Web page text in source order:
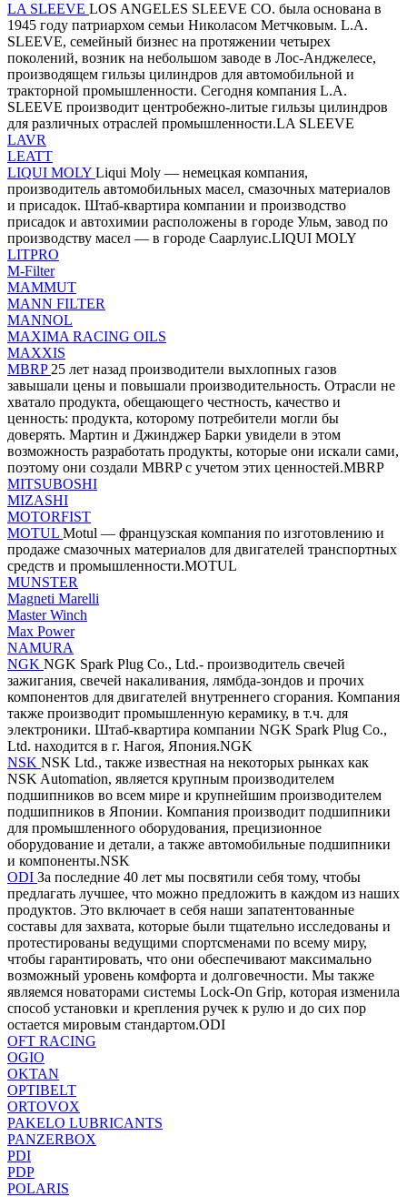
LA SLEEVE LOS ANGELES SLEEVE CO. была основана в
1945 году патриархом семьи Николасом Метчковым. L.A.
SLEEVE, семейный бизнес на протяжении четырех
поколений, возник на небольшом заводе в Лос-Анджелесе,
производящем гильзы цилиндров для автомобильной и
тракторной промышленности. Сегодня компания L.A.
SLEEVE производит центробежно-литые гильзы цилиндров
для различных отраслей промышленности.LA SLEEVE
LAVR
LEATT
LIQUI MOLY Liqui Moly — немецкая компания,
производитель автомобильных масел, смазочных материалов
и присадок. Штаб-квартира компании и производство
присадок и автохимии расположены в городе Ульм, завод по
производству масел — в городе Саарлуис.LIQUI MOLY
LITPRO
M-Filter
MAMMUT
MANN FILTER
MANNOL
MAXIMA RACING OILS
MAXXIS
MBRP 25 лет назад производители выхлопных газов
завышали цены и повышали производительность. Отрасли не
хватало продукта, обещающего честность, качество и
ценность: продукта, которому потребители могли бы
доверять. Мартин и Джинджер Барки увидели в этом
возможность разработать продукты, которые они искали сами,
поэтому они создали MBRP с учетом этих ценностей.MBRP
MITSUBOSHI
MIZASHI
MOTORFIST
MOTUL Motul — французская компания по изготовлению и
продаже смазочных материалов для двигателей транспортных
средств и промышленности.MOTUL
MUNSTER
Magneti Marelli
Master Winch
Max Power
NAMURA
NGK NGK Spark Plug Co., Ltd.- производитель свечей
зажигания, свечей накаливания, лямбда-зондов и прочих
компонентов для двигателей внутреннего сгорания. Компания
также производит промышленную керамику, в т.ч. для
электроники. Штаб-квартира компании NGK Spark Plug Co.,
Ltd. находится в г. Нагоя, Япония.NGK
NSK NSK Ltd., также известная на некоторых рынках как
NSK Automation, является крупным производителем
подшипников во всем мире и крупнейшим производителем
подшипников в Японии. Компания производит подшипники
для промышленного оборудования, прецизионное
оборудование и детали, а также автомобильные подшипники
и компоненты.NSK
ODI За последние 40 лет мы посвятили себя тому, чтобы
предлагать лучшее, что можно предложить в каждом из наших
продуктов. Это включает в себя наши запатентованные
составы для захвата, которые были тщательно исследованы и
протестированы ведущими спортсменами по всему миру,
чтобы гарантировать, что они обеспечивают максимально
возможный уровень комфорта и долговечности. Мы также
являемся новаторами системы Lock-On Grip, которая изменила
способ установки и крепления ручек к рулю и до сих пор
остается мировым стандартом.ODI
OFT RACING
OGIO
OKTAN
OPTIBELT
ORTOVOX
PAKELO LUBRICANTS
PANZERBOX
PDI
PDP
POLARIS